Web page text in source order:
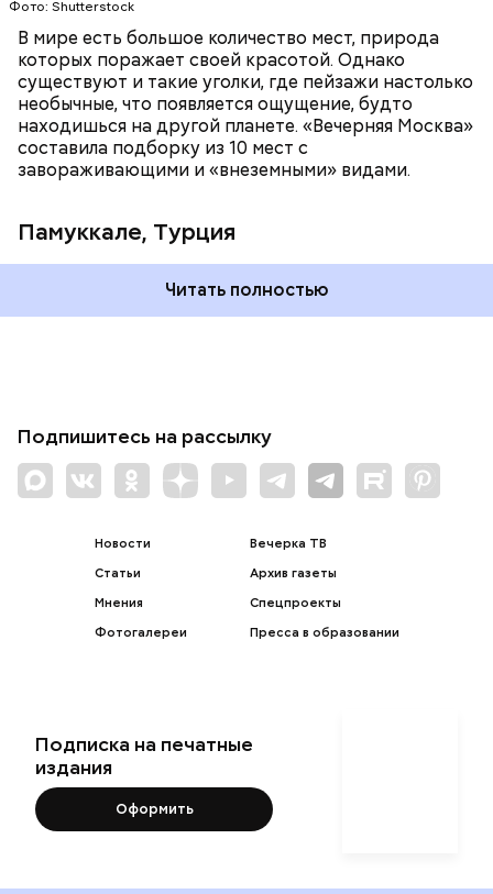
Фото: Shutterstock
В мире есть большое количество мест, природа
которых поражает своей красотой. Однако
существуют и такие уголки, где пейзажи настолько
необычные, что появляется ощущение, будто
находишься на другой планете. «Вечерняя Москва»
составила подборку из 10 мест с
завораживающими и «внеземными» видами.
Памуккале, Турция
Читать полностью
Подпишитесь на рассылку
Новости
Статьи
Мнения
Фотогалереи
Вечерка ТВ
Архив газеты
Спецпроекты
Пресса в образовании
Подписка на печатные
издания
Оформить